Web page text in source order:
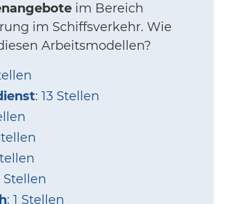
im Bereich
im Schiffsverkehr. Wie
Arbeitsmodellen?
: 13 Stellen
Stellen
: 1 Stellen